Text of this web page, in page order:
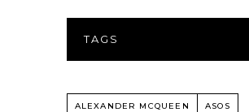
TAGS
ALEXANDER MCQUEEN ASOS